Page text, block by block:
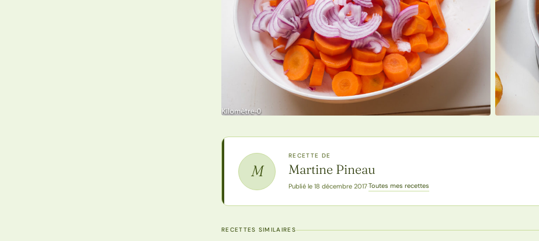
M
RECETTE DE
Martine Pineau
Publié le 18 décembre 2017·Toutes mes recettes
RECETTES SIMILAIRES